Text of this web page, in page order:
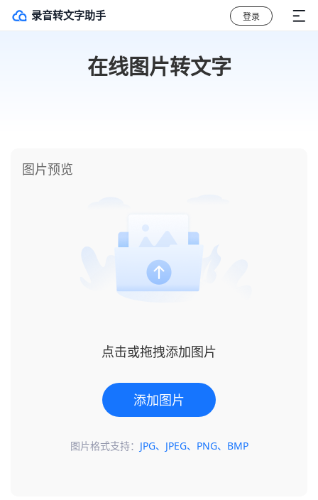
录音转文字助手 登录
在线图片转文字
图片预览
点击或拖拽添加图片
添加图片
图片格式支持： JPG、JPEG、PNG、BMP